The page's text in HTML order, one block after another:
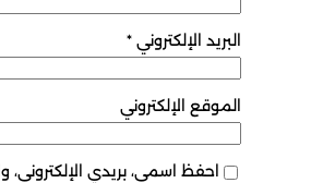
البريد الإلكتروني *
الموقع الإلكتروني
احفظ اسمي، بريدي الإلكتروني،